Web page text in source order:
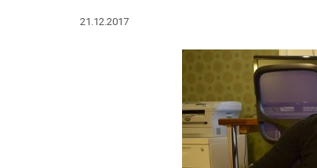
21.12.2017